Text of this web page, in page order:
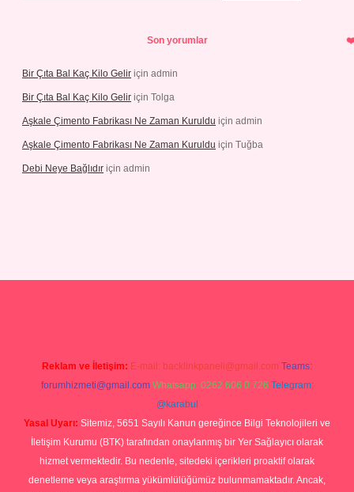
Son yorumlar
Bir Çıta Bal Kaç Kilo Gelir için admin
Bir Çıta Bal Kaç Kilo Gelir için Tolga
Aşkale Çimento Fabrikası Ne Zaman Kuruldu için admin
Aşkale Çimento Fabrikası Ne Zaman Kuruldu için Tuğba
Debi Neye Bağlıdır için admin
Reklam ve İletişim: E-mail: backlinkpaneli@gmail.com Teams:
forumhizmeti@gmail.com Whatsapp: 0262 606 0 726 Telegram:
@karabul
Yasal Uyarı: Sitemiz, 5651 Sayılı Kanun gereğince Bilgi Teknolojileri ve
İletişim Kurumu (BTK) tarafından onaylanmış bir Yer Sağlayıcı olarak
hizmet vermektedir. Bu nedenle, sitedeki içerikleri proaktif olarak
denetleme veya araştırma yükümlülüğümüz bulunmamaktadır. Ancak,